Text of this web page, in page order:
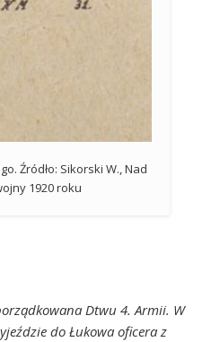
Źródło: Sikorski W., Nad
1920 roku
Dtwu 4. Armii. W
do Łukowa oficera z